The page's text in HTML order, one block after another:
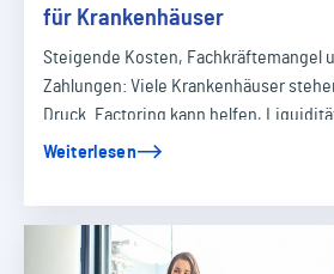
für Krankenhäuser
Steigende Kosten, Fachkräftemangel
Zahlungen: Viele Krankenhäuser
Druck. Factoring kann helfen,
Weiterlesen